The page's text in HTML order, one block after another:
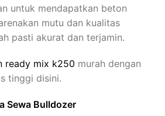
untuk mendapatkan beton
mutu dan kualitas
pasti akurat dan terjamin.
ready mix k250 murah dengan
tinggi disini.
Sewa Bulldozer